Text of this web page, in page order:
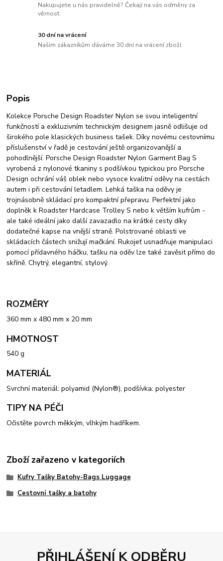
Nakupujete u nás pravidelně? Čekají na vás odměny za
věrnost.
30 dní na vrácení
Našim zákazníkům dáváme 30 dní na vrácení zboží.
Popis
Kolekce Porsche Design Roadster Nylon se svou inteligentní
funkčností a exkluzivním technickým designem jasně odlišuje od
širokého pole klasických business tašek. Díky novému cestovnímu
příslušenství v řadě je cestování ještě organizovanější a
pohodlnější. Porsche Design Roadster Nylon Garment Bag S
vyrobená z nylonové tkaniny s podšívkou typickou pro Porsche
Design ochrání váš oblek nebo vysoce kvalitní oděvy na cestách
autem i při cestování letadlem. Lehká taška na oděvy je
trojnásobně skládací pro kompaktní přepravu. Perfektní jako
doplněk k Roadster Hardcase Trolley S nebo k větším kufrům -
ale také ideální jako další zavazadlo na krátké cesty díky
dodatečné kapse na vnější straně. Polstrované oblasti ve
skládacích částech snižují mačkání. Rukojeť usnadňuje manipulaci
pomocí přídavného háčku, tašku na oděv lze také zavěsit přímo do
skříně. Chytrý, elegantní, stylový.
ROZMĚRY
360 mm x 480 mm x 20 mm
HMOTNOST
540 g
MATERIÁL
Svrchní materiál: polyamid (Nylon®), podšívka: polyester
TIPY NA PÉČI
Očistěte povrch měkkým, vlhkým hadříkem.
Zboží zařazeno v kategoriích
Kufry Tašky Batohy-Bags Luggage
Cestovní tašky a batohy
PŘIHLÁŠENÍ K ODBĚRU